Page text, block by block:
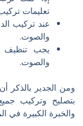
تعليمات
عند تركيب
والصوت.
يجب تنظيف
والصوت.
ومن الجدير
بتصليح وتركيب جميع
والخبرة الكبيرة في